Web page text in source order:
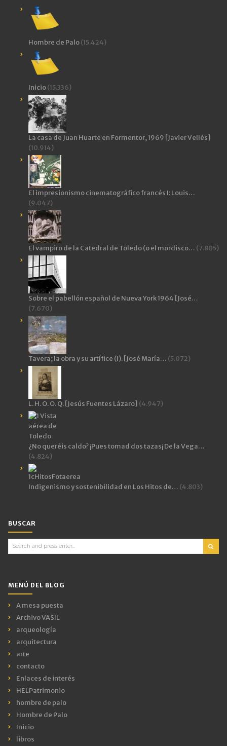
Hombre de Palo(15.424)
Inicio(15.336)
La casa de Juan Huarte en Formentor, 1969 [Javier Vellés]
(10.914)
El impresionismo cinematográfico francés I: Louis…
(9.047)
El vampiro de la Catedral de Toledo (o el mordisco… (7.805)
Sobre el pabellón español de Nueva York 1964 [José…
(7.670)
Tavera; la obra y su artífice (I). [José María… (5.072)
L. H. O. O. Q. [Jesús Fuentes Lázaro] (4.947)
¿No queréis caldo? ¡Pues tomad dos tazas¡ De la Vega…
(4.824)
Indigenismo y sostenibilidad en Los Hitos de… (4.803)
BUSCAR
Search
for:
MENÚ DEL BLOG
A mesa puesta
Archivo VASIL
arqueología
arquitectura
arte
contacto
Enlaces de interés
HELPatrimonio
hombre de palo
Hombre de Palo
Inicio
libros